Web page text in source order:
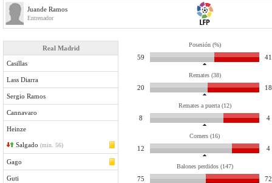
Juande Ramos
Entrenador
Real Madrid
Casillas
Lass Diarra
Sergio Ramos
Cannavaro
Heinze
Salgado (min. 56)
Gago
Guti
Posesión (%)
59 41
Remates (38)
20 18
Remates a puerta (12)
8 4
Corners (16)
12 4
Balones perdidos (147)
75 72